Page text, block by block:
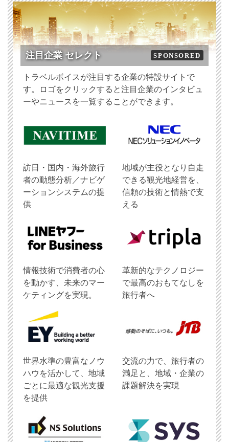
注目企業 セレクト SPONSORED
トラベルボイスが注目する企業の特設サイトで
す。ロゴをクリックすると注目企業のインタビュ
ーやニュースを一覧することができます。
訪日・国内・海外旅行
者の動態分析／ナビゲ
ーションシステムの提
供
地域が主役となり自走
できる観光地経営を、
信頼の技術と情熱で支
える
情報技術で消費者の心
を動かす、未来のマー
ケティングを実現。
革新的なテクノロジー
で最高のおもてなしを
旅行者へ
世界水準の豊富なノウ
ハウを活かして、地域
ごとに最適な観光支援
を提供
交流の力で、旅行者の
満足と、地域・企業の
課題解決を実現